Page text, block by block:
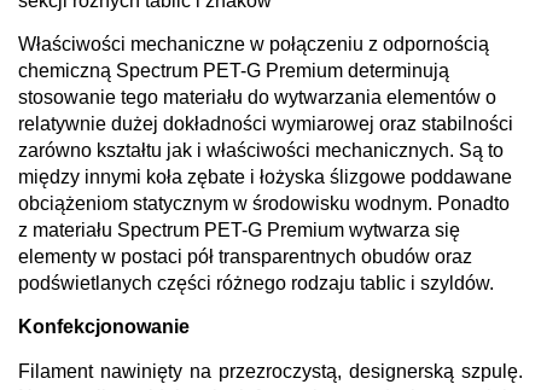
Właściwości mechaniczne w połączeniu z odpornością
chemiczną Spectrum PET-G Premium determinują
stosowanie tego materiału do wytwarzania elementów o
relatywnie dużej dokładności wymiarowej oraz stabilności
zarówno kształtu jak i właściwości mechanicznych. Są to
między innymi koła zębate i łożyska ślizgowe poddawane
obciążeniom statycznym w środowisku wodnym. Ponadto
z materiału Spectrum PET-G Premium wytwarza się
elementy w postaci pół transparentnych obudów oraz
podświetlanych części różnego rodzaju tablic i szyldów.
Konfekcjonowanie
Filament nawinięty na przezroczystą, designerską szpulę.